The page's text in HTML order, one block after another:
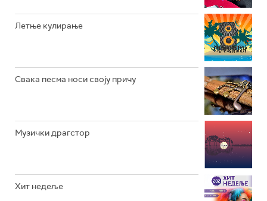
РАДИО ЏЕЗЕР
Летње кулирање
Свака песма носи своју причу
Музички драгстор
Хит недеље